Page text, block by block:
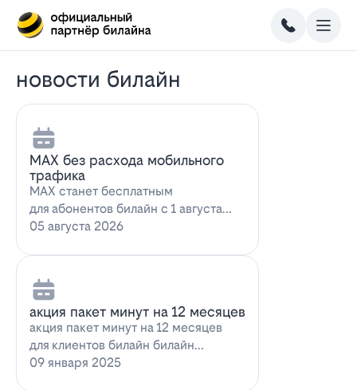
новости билайн
MAX без расхода мобильного
трафика
MAX станет бесплатным
для абонентов билайн с 1 августа
2026 года использование
05 августа 2026
акция пакет минут на 12 месяцев
акция пакет минут на 12 месяцев
для клиентов билайн билайн
запускает новое выгодное
09 января 2025